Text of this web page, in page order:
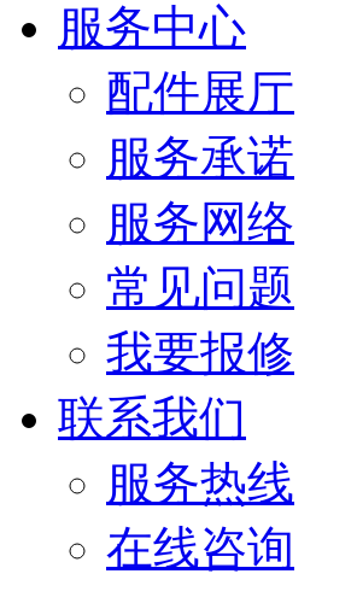
服务中心
配件展厅
服务承诺
服务网络
常见问题
我要报修
联系我们
服务热线
在线咨询